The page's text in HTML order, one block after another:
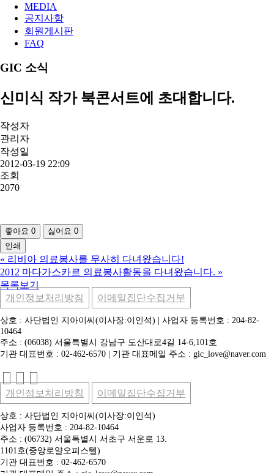
MEDIA
공지사항
회원게시판
FAQ
GIC 소식
신미식 작가 북콘서트에 초대합니다.
작성자
관리자
작성일
2012-03-19 22:09
조회
2070
좋아요 0 싫어요 0
인쇄
« 리비아 의료봉사를 무사히 다녀왔습니다!
2012 마다가스카르 의료봉사활동을 다녀왔습니다. »
목록보기
개인정보처리방침
이메일집단수집거부
상호 : 사단법인 지아이씨(이사장:이인석) | 사업자 등록번호 : 204-82-
10464
주소 : (06038) 서울특별시 강남구 도산대로4길 14-6,101호
기관 대표번호 : 02-462-6570 | 기관 대표메일 주소 : gic_love@naver.com
개인정보처리방침 이메일집단수집거부
상호 : 사단법인 지아이씨(이사장:이인석)
사업자 등록번호 : 204-82-10464
주소 : (06732) 서울특별시 서초구 서운로 13.
1101호(중앙로얄오피스텔)
기관 대표번호 : 02-462-6570